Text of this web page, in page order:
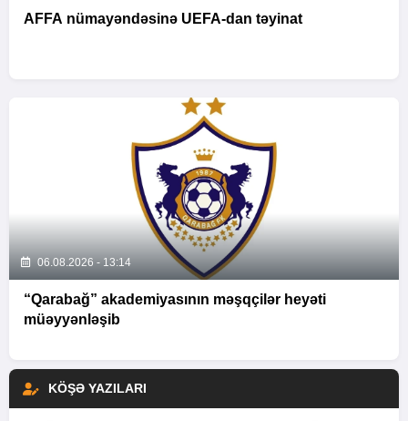
AFFA nümayəndəsinə UEFA-dan təyinat
06.08.2026 - 13:14
“Qarabağ” akademiyasının məşqçilər heyəti
müəyyənləşib
KÖŞƏ YAZILARI